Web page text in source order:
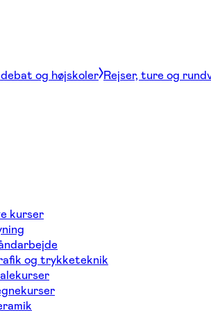
og højskoler Rejser, ture og
kurser
og trykketeknik